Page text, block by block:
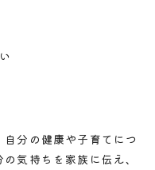
分の健康や子育てにつ
気持ちを家族に伝え、